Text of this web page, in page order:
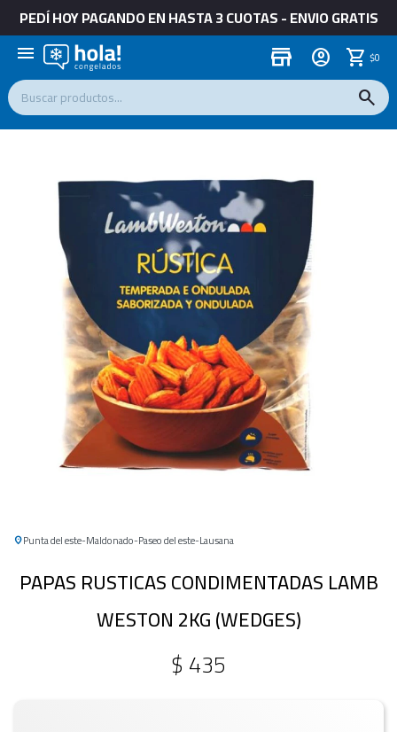
PEDÍ HOY PAGANDO EN HASTA 3 CUOTAS - ENVIO GRATIS
menu store $0
Punta del este Maldonado Paseo del este Lausana
PAPAS RUSTICAS CONDIMENTADAS LAMB
WESTON 2KG (WEDGES)
$435